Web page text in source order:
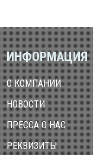
ИНФОРМАЦИЯ
О КОМПАНИИ
НОВОСТИ
ПРЕССА О НАС
РЕКВИЗИТЫ